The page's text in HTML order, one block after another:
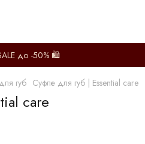
до -50% 🛍️
губ Суфле для губ | Essential care
care